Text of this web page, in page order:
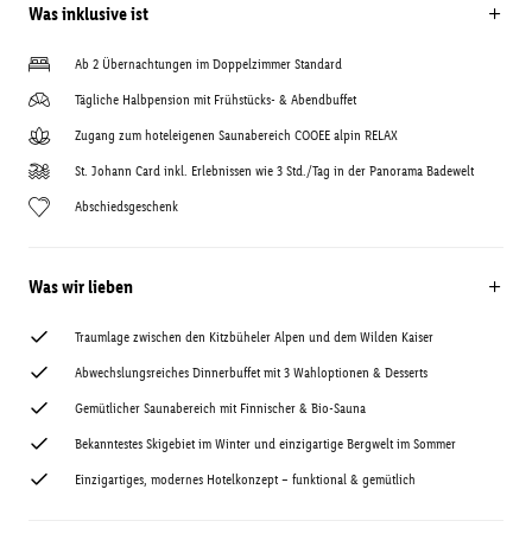
Was inklusive ist
Ab 2 Übernachtungen im Doppelzimmer Standard
Tägliche Halbpension mit Frühstücks- & Abendbuffet
Zugang zum hoteleigenen Saunabereich COOEE alpin RELAX
St. Johann Card inkl. Erlebnissen wie 3 Std./Tag in der Panorama Badewelt
Abschiedsgeschenk
Was wir lieben
Traumlage zwischen den Kitzbüheler Alpen und dem Wilden Kaiser
Abwechslungsreiches Dinnerbuffet mit 3 Wahloptionen & Desserts
Gemütlicher Saunabereich mit Finnischer & Bio-Sauna
Bekanntestes Skigebiet im Winter und einzigartige Bergwelt im Sommer
Einzigartiges, modernes Hotelkonzept – funktional & gemütlich